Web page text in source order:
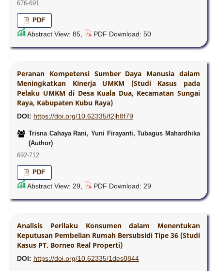
676-691
PDF
Abstract View: 85, PDF Download: 50
Peranan Kompetensi Sumber Daya Manusia dalam
Meningkatkan Kinerja UMKM (Studi Kasus pada
Pelaku UMKM di Desa Kuala Dua, Kecamatan Sungai
Raya, Kabupaten Kubu Raya)
DOI: https://doi.org/10.62335/f2jh8f79
Trisna Cahaya Rani, Yuni Firayanti, Tubagus Mahardhika
(Author)
692-712
PDF
Abstract View: 29, PDF Download: 29
Analisis Perilaku Konsumen dalam Menentukan
Keputusan Pembelian Rumah Bersubsidi Tipe 36 (Studi
Kasus PT. Borneo Real Properti)
DOI: https://doi.org/10.62335/1des0844